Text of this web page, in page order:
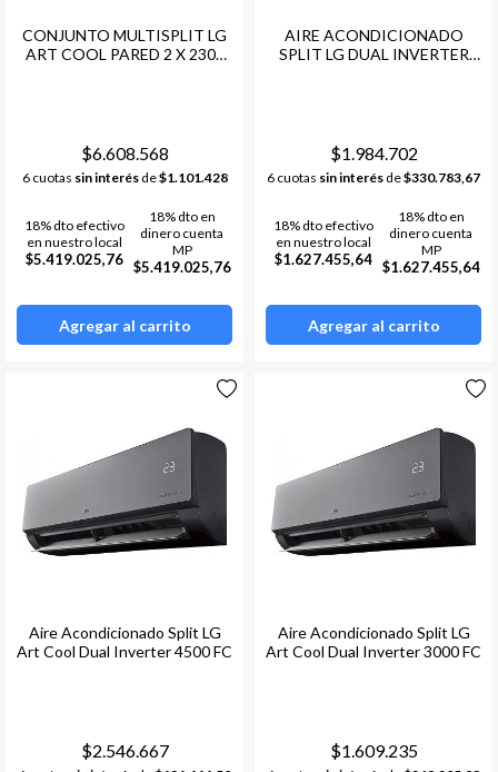
CONJUNTO MULTISPLIT LG
ART COOL PARED 2 X 2300
$6.608.568
6 cuotas sin interésde$1.101.428
18% dto efectivo
en nuestro local
$5.419.025,76
18% dto en
dinero cuenta
MP
$5.419.025,76
Agregar al carrito
AIRE ACONDICIONADO
SPLIT LG DUAL INVERTER
$1.984.702
6 cuotas sin interés de$330.783,67
18% dto efectivo
en nuestro local
$1.627.455,64
18% dto en
dinero cuenta
MP
$1.627.455,64
Agregar al carrito
Aire Acondicionado Split LG
Art Cool Dual Inverter 4500 FC
$2.546.667
Aire Acondicionado Split LG
Art Cool Dual Inverter 3000 FC
$1.609.235